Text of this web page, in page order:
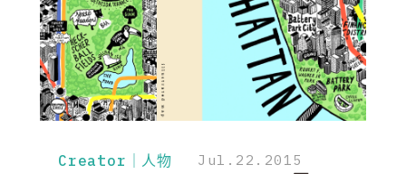
Creator｜人物 Jul.22.2015